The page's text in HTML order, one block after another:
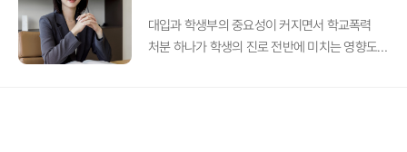
대입과 학생부의 중요성이 커지면서 학교폭력
처분 하나가 학생의 진로 전반에 미치는 영향도